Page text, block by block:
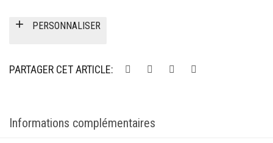
25,00€.
19,00€.
PERSONNALISER
PARTAGER CET ARTICLE:
Informations complémentaires